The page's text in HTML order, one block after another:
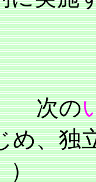
め、独
）